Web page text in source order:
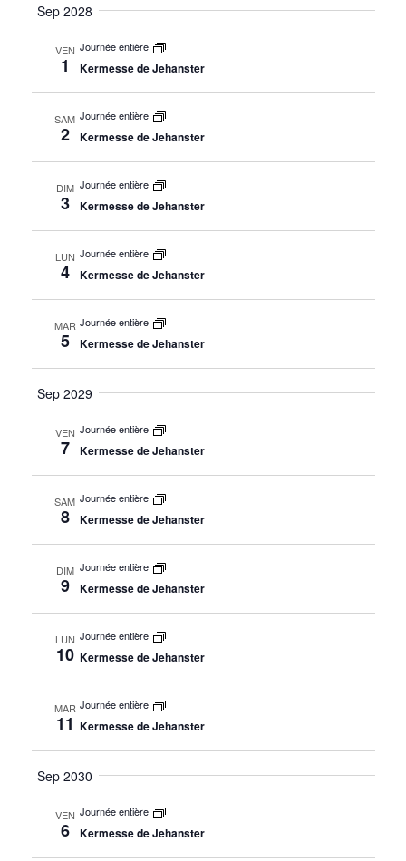
Sep 2028
VEN
1
Journée entière
Kermesse de Jehanster
SAM
2
Journée entière
Kermesse de Jehanster
DIM
3
Journée entière
Kermesse de Jehanster
LUN
4
Journée entière
Kermesse de Jehanster
MAR
5
Journée entière
Kermesse de Jehanster
Sep 2029
VEN
7
Journée entière
Kermesse de Jehanster
SAM
8
Journée entière
Kermesse de Jehanster
DIM
9
Journée entière
Kermesse de Jehanster
LUN
10
Journée entière
Kermesse de Jehanster
MAR
11
Journée entière
Kermesse de Jehanster
Sep 2030
VEN
6
Journée entière
Kermesse de Jehanster